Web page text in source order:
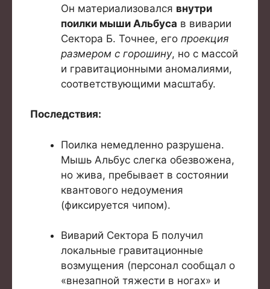
Он материализовался внутри
поилки мыши Альбуса в виварии
Сектора Б. Точнее, его проекция
размером с горошину, но с массой
и гравитационными аномалиями,
соответствующими масштабу.
Последствия:
Поилка немедленно разрушена.
Мышь Альбус слегка обезвожена,
но жива, пребывает в состоянии
квантового недоумения
(фиксируется чипом).
Виварий Сектора Б получил
локальные гравитационные
возмущения (персонал сообщал о
«внезапной тяжести в ногах» и